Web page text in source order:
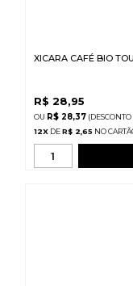
XICARA CAFÉ BIO
R$ 28,95
R$ 28,37 (DESCONTO
12X DE R$ 2,65